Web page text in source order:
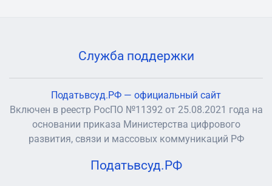
Служба поддержки
Податьвсуд.РФ — официальный сайт
Включен в реестр РосПО №11392 от 25.08.2021 года на
основании приказа Министерства цифрового
развития, связи и массовых коммуникаций РФ
Податьвсуд.РФ